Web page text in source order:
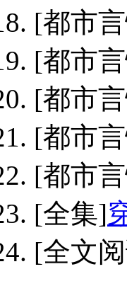
[都市
[都市
[都市
[都市
[都市
[全集]
[全文